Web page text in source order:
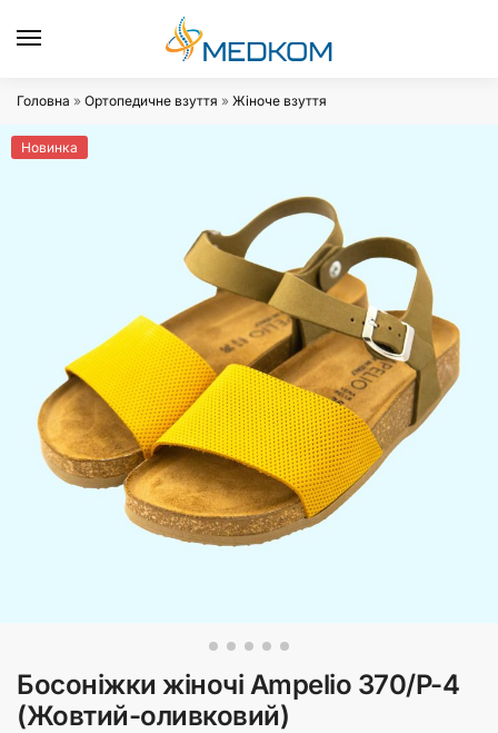
Головна » Ортопедичне взуття » Жіноче взуття
Новинка
Босоніжки жіночі Ampelio 370/P-4
(Жовтий-оливковий)